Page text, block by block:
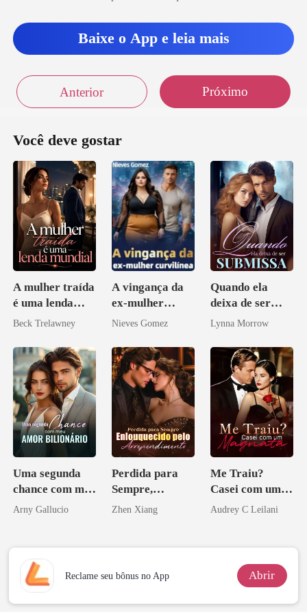
Baixe o App e leia mais
Anterior Próximo
Você deve gostar
A mulher traída
é uma lenda
mundial
Beck Trelawney
A vingança da
ex-mulher
curvilínea
Nieves Gomez
Quando ela
deixa de ser
submissa
Lynna Morrow
Uma segunda
chance com meu
amor bilionário
Arny Gallucio
Perdida para
Sempre,
Enlouquecido
o
Zhen Xiang
Me Traiu?
Casei com um
Magnata
Audrey C Leilani
Reclame seu bônus no App Abrir